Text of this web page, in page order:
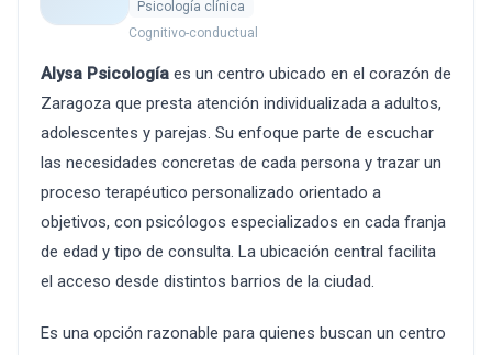
Psicología clínica
Cognitivo-conductual
Alysa Psicología es un centro ubicado en el corazón de
Zaragoza que presta atención individualizada a adultos,
adolescentes y parejas. Su enfoque parte de escuchar
las necesidades concretas de cada persona y trazar un
proceso terapéutico personalizado orientado a
objetivos, con psicólogos especializados en cada franja
de edad y tipo de consulta. La ubicación central facilita
el acceso desde distintos barrios de la ciudad.
Es una opción razonable para quienes buscan un centro